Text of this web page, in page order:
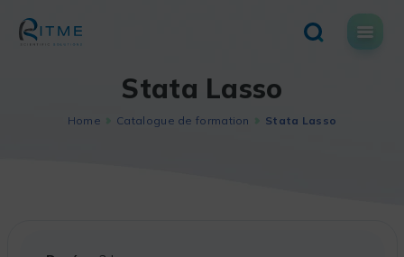
content
Stata Lasso
Home Catalogue de formation Stata Lasso